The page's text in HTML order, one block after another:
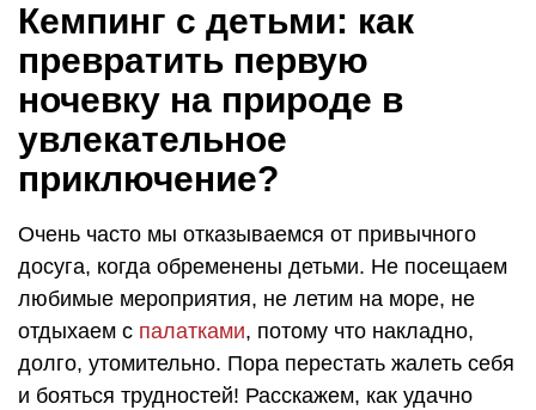
Кемпинг с детьми: как
превратить первую
ночевку на природе в
увлекательное
приключение?
Очень часто мы отказываемся от привычного
досуга, когда обременены детьми. Не посещаем
любимые мероприятия, не летим на море, не
отдыхаем с палатками, потому что накладно,
долго, утомительно. Пора перестать жалеть себя
и бояться трудностей! Расскажем, как удачно